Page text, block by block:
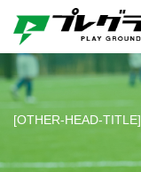
[OTHER-HEAD-TITLE]